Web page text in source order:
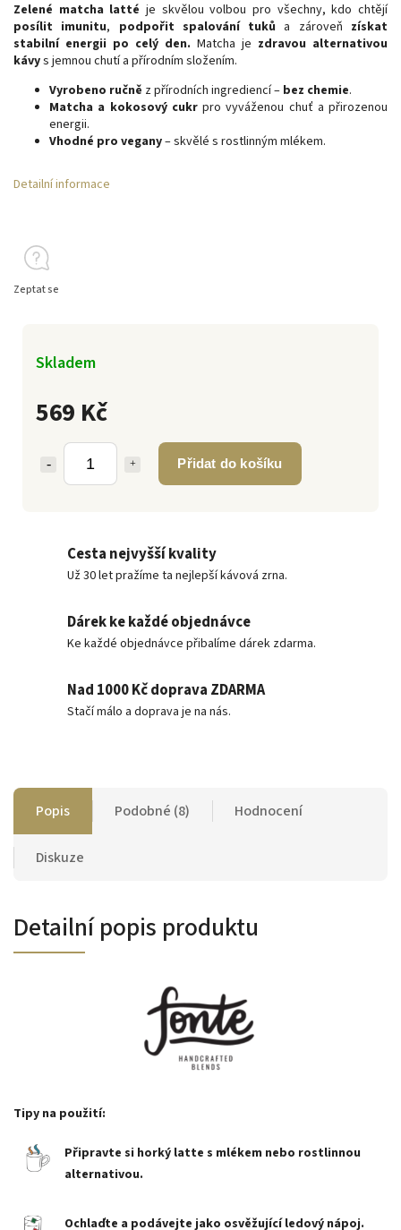
569 Kč
Přidat do košíku
Skladem
Zelené matcha latté je skvělou volbou pro všechny, kdo chtějí
posílit imunitu, podpořit spalování tuků a zároveň získat
stabilní energii po celý den. Matcha je zdravou alternativou
kávys jemnou chutí a přírodním složením.
Vyrobeno ručně z přírodních ingrediencí – bez chemie.
Matcha a kokosový cukrpro vyváženou chuť a přirozenou
energii.
Vhodné pro vegany– skvělé s rostlinným mlékem.
Detailní informace
Zeptat se
Cesta nejvyšší kvality
Už 30 let pražíme ta nejlepší kávová zrna.
Dárek ke každé objednávce
Ke každé objednávce přibalíme dárek zdarma.
Nad 1000 Kč doprava ZDARMA
Stačí málo a doprava je na nás.
Popis Podobné (8) Hodnocení
Diskuze
Detailní popis produktu
Tipy na použití:
Připravte si horký latte s mlékem nebo rostlinnou
alternativou.
Ochlaďte a podávejte jako osvěžující ledový nápoj.